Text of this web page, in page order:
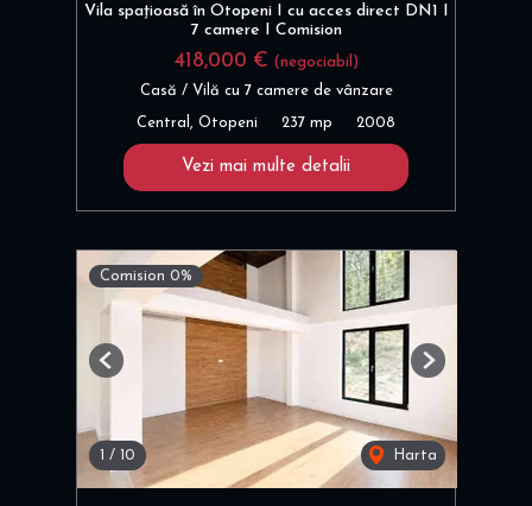
Vila spațioasă în Otopeni I cu acces direct DN1 I
7 camere I Comision
418,000 € (negociabil)
Casă / Vilă cu 7 camere de vânzare
Central, Otopeni 237 mp 2008
Vezi mai multe detalii
Comision 0%
1 / 10 Harta
Previous Next